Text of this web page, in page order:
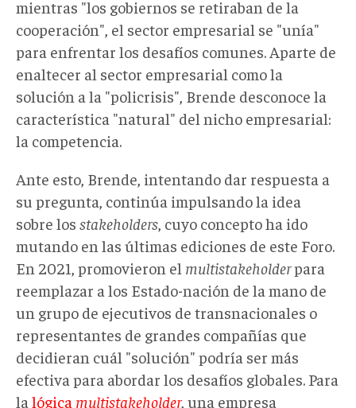
mientras "los gobiernos se retiraban de la
cooperación", el sector empresarial se "unía"
para enfrentar los desafíos comunes. Aparte de
enaltecer al sector empresarial como la
solución a la "policrisis", Brende desconoce la
característica "natural" del nicho empresarial:
la competencia.
Ante esto, Brende, intentando dar respuesta a
su pregunta, continúa impulsando la idea
sobre los stakeholders, cuyo concepto ha ido
mutando en las últimas ediciones de este Foro.
En 2021, promovieron el multistakeholderpara
reemplazar a los Estado-nación de la mano de
un grupo de ejecutivos de transnacionales o
representantes de grandes compañías que
decidieran cuál "solución" podría ser más
efectiva para abordar los desafíos globales. Para
la lógica multistakeholder, una empresa